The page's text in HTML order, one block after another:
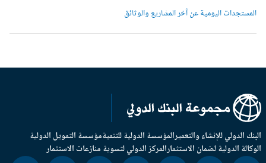
المستجدات اليومية عن آخر المشاريع والوثائق
الدولي للإنشاء والتعميرالمؤسسة الدولية للتنميةمؤسسة التمويل الدولية
الدولية لضمان الاستثمارالمركز الدولي لتسوية منازعات الاستثمار